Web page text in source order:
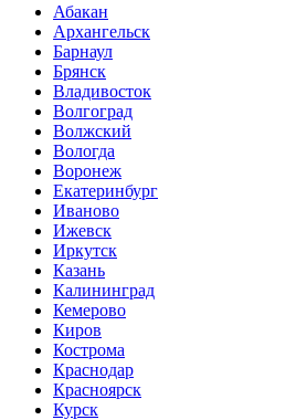
Абакан
Архангельск
Барнаул
Брянск
Владивосток
Волгоград
Волжский
Вологда
Воронеж
Екатеринбург
Иваново
Ижевск
Иркутск
Казань
Калининград
Кемерово
Киров
Кострома
Краснодар
Красноярск
Курск